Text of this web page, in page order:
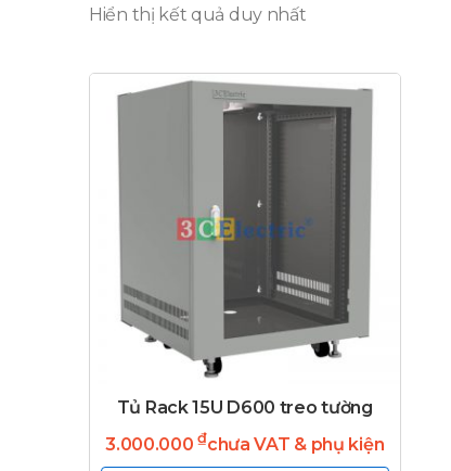
Hiển thị kết quả duy nhất
Tủ Rack 15U D600 treo tường
3.000.000₫chưa VAT & phụ kiện